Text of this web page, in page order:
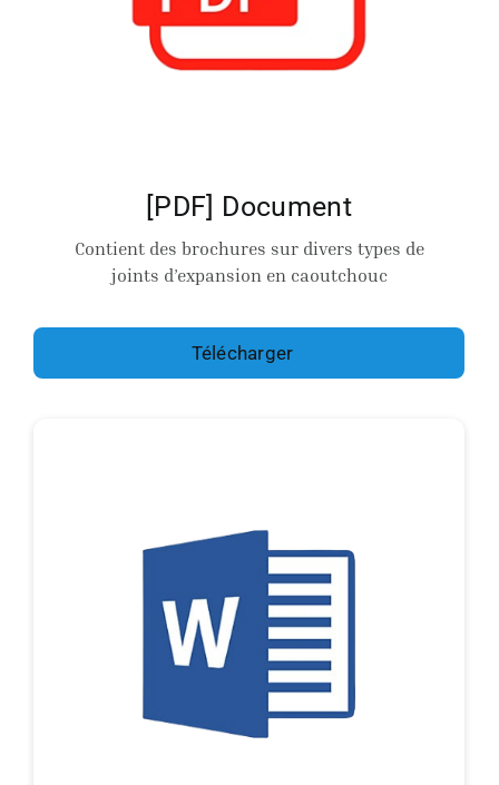
[PDF] Document
Contient des brochures sur divers types de
joints d’expansion en caoutchouc
Télécharger